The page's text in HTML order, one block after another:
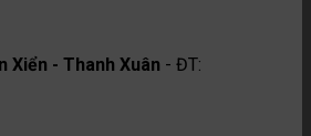
Xiển - Thanh Xuân - ĐT: